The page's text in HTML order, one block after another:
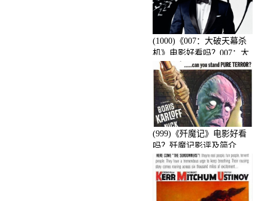
(1000)《007：大破天幕杀
机》电影好看吗？007：大
破天幕杀机影评及简介
(999)《歼魔记》电影好看
吗？歼魔记影评及简介